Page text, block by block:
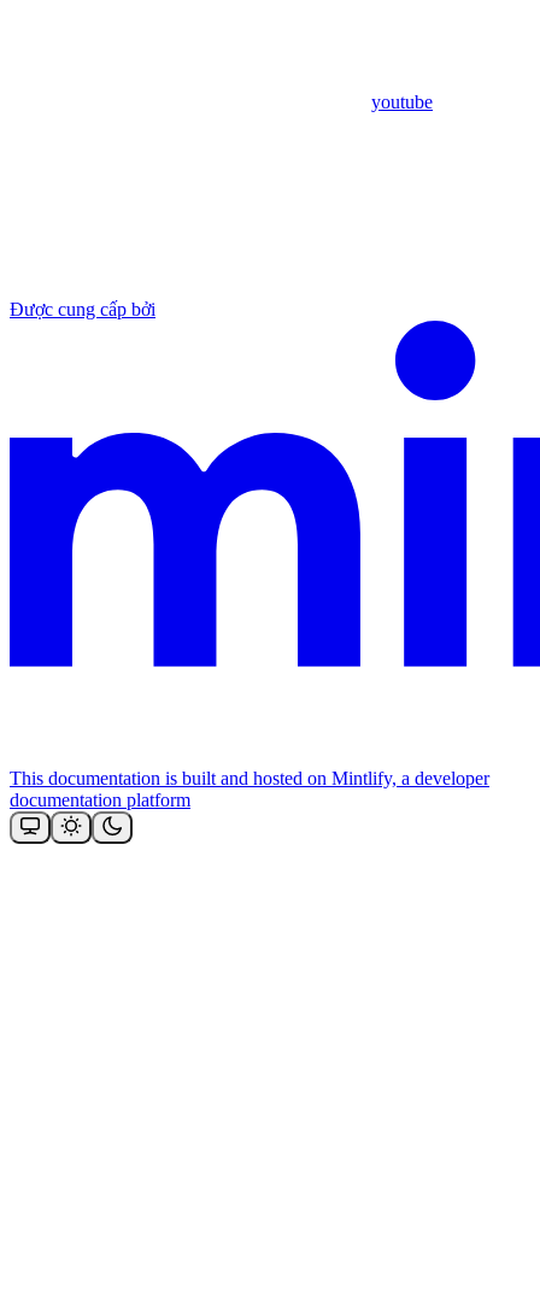
youtube
Được cung cấp bởi
This documentation is built and hosted on Mintlify, a developer
documentation platform